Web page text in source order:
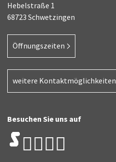
Hebelstraße 1
68723 Schwetzingen
Öffnungszeiten
weitere Kontaktmöglichkeiten
Besuchen Sie uns auf